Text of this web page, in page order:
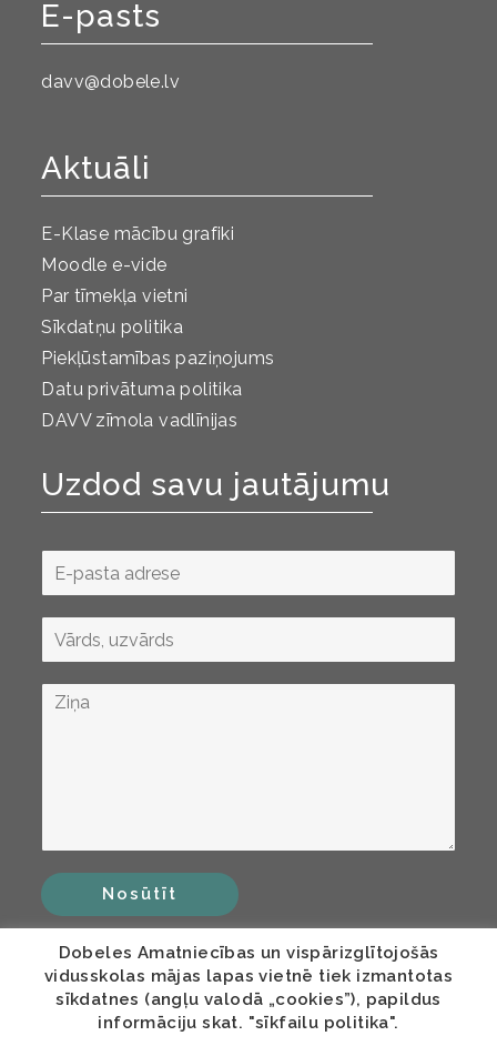
E-pasts
davv@dobele.lv
Aktuāli
E-Klase mācību grafiki
Moodle e-vide
Par tīmekļa vietni
Sīkdatņu politika
Piekļūstamības paziņojums
Datu privātuma politika
DAVV zīmola vadlīnijas
Uzdod savu jautājumu
Nosūtīt
Dobeles Amatniecības un vispārizglītojošās
vidusskolas mājas lapas vietnē tiek izmantotas
sīkdatnes (angļu valodā „cookies”), papildus
informāciju skat. "sīkfailu politika".